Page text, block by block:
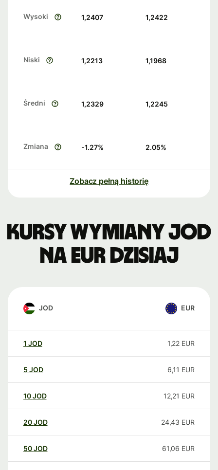
Wysoki 1,2407 1,2422
Niski 1,2213 1,1968
Średni 1,2329 1,2245
Zmiana -1.27% 2.05%
Zobacz pełną historię
Kursy wymiany JOD
na EUR dzisiaj
JOD EUR
1 JOD 1,22 EUR
5 JOD 6,11 EUR
10JOD 12,21 EUR
20JOD 24,43 EUR
50JOD 61,06 EUR